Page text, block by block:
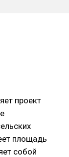
проект
площадь
собой